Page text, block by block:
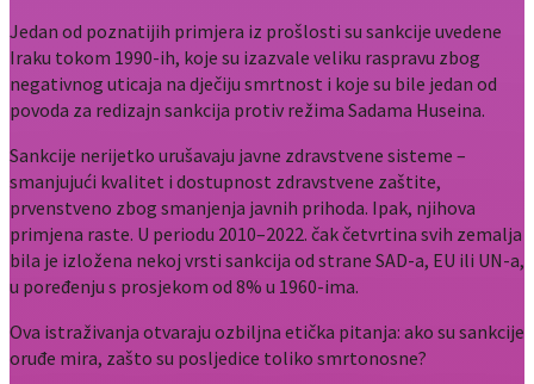
Jedan od poznatijih primjera iz prošlosti su sankcije uvedene
Iraku tokom 1990-ih, koje su izazvale veliku raspravu zbog
negativnog uticaja na dječiju smrtnost i koje su bile jedan od
povoda za redizajn sankcija protiv režima Sadama Huseina.
Sankcije nerijetko urušavaju javne zdravstvene sisteme –
smanjujući kvalitet i dostupnost zdravstvene zaštite,
prvenstveno zbog smanjenja javnih prihoda. Ipak, njihova
primjena raste. U periodu 2010–2022. čak četvrtina svih zemalja
bila je izložena nekoj vrsti sankcija od strane SAD-a, EU ili UN-a,
u poređenju s prosjekom od 8% u 1960-ima.
Ova istraživanja otvaraju ozbiljna etička pitanja: ako su sankcije
oruđe mira, zašto su posljedice toliko smrtonosne?